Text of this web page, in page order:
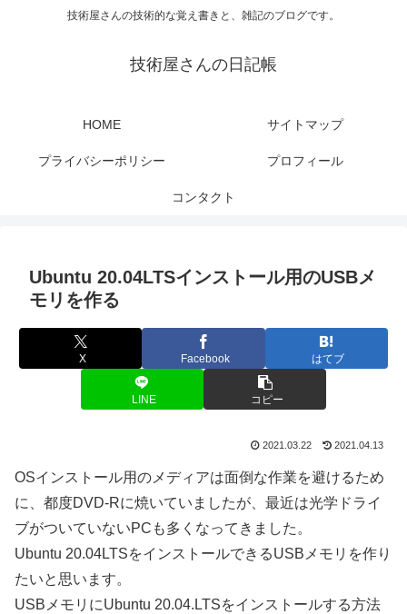
技術屋さんの技術的な覚え書きと、雑記のブログです。
技術屋さんの日記帳
HOME サイトマップ
プライバシーポリシー プロフィール
コンタクト
Ubuntu 20.04LTSインストール用のUSBメ
モリを作る
X Facebook はてブ
LINE コピー
2021.03.22 2021.04.13
OSインストール用のメディアは面倒な作業を避けるため
に、都度DVD-Rに焼いていましたが、最近は光学ドライ
ブがついていないPCも多くなってきました。
Ubuntu 20.04LTSをインストールできるUSBメモリを作り
たいと思います。
USBメモリにUbuntu 20.04.LTSをインストールする方法